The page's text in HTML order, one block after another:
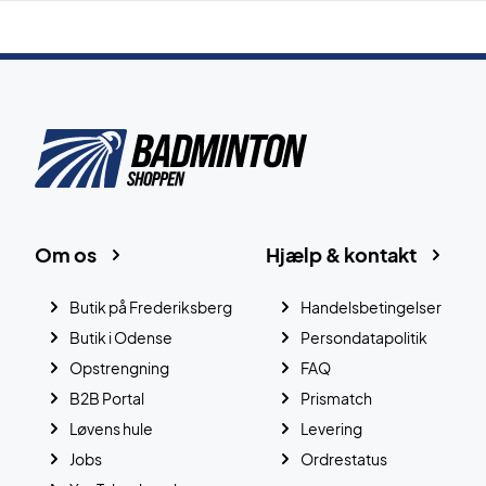
Hjælp & kontakt
Handelsbetingelser
Persondatapolitik
FAQ
Prismatch
Levering
Ordrestatus
Om os
Butik på Frederiksberg
Butik i Odense
Opstrengning
B2B Portal
Løvens hule
Jobs